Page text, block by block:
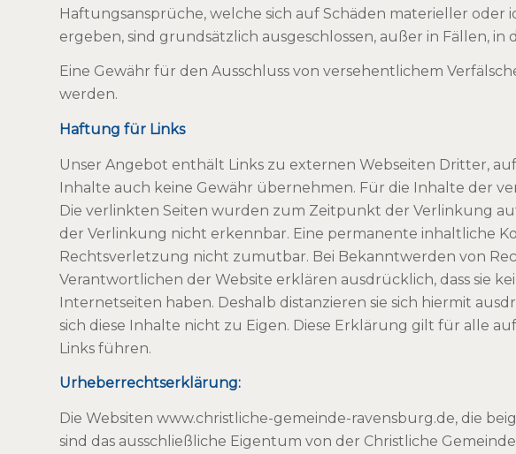
Haftungsansprüche, welche sich auf Schäden materieller
ergeben, sind grundsätzlich ausgeschlossen, außer in Fällen,
Eine Gewähr für den Ausschluss von versehentlichem
werden.
Haftung für Links
Unser Angebot enthält Links zu externen Webseiten Dritter,
Inhalte auch keine Gewähr übernehmen. Für die Inhalte der
Die verlinkten Seiten wurden zum Zeitpunkt der Verlinkung
der Verlinkung nicht erkennbar. Eine permanente inhaltliche
Rechtsverletzung nicht zumutbar. Bei Bekanntwerden von
Verantwortlichen der Website erklären ausdrücklich, dass sie
Internetseiten haben. Deshalb distanzieren sie sich hiermit
sich diese Inhalte nicht zu Eigen. Diese Erklärung gilt für alle
Links führen.
Urheberrechtserklärung:
Die Websiten www.christliche-gemeinde-ravensburg.de, die
sind das ausschließliche Eigentum von der Christliche